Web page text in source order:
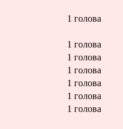
1 голова
1 голова
1 голова
1 голова
1 голова
1 голова
1 голова